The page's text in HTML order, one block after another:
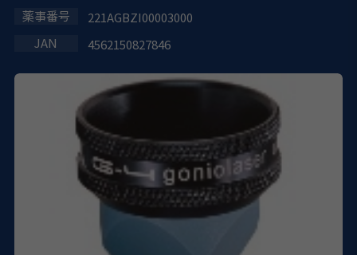
221AGBZI00003000
4562150827846